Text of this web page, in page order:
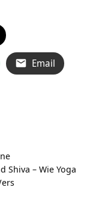
Email
Shiva – Wie Yoga